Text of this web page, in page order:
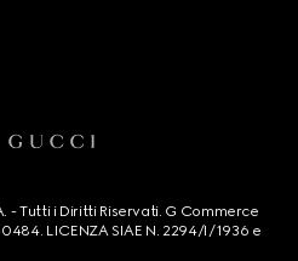
- Tutti i Diritti Riservati. G Commerce
LICENZA SIAE N. 2294/I/1936 e